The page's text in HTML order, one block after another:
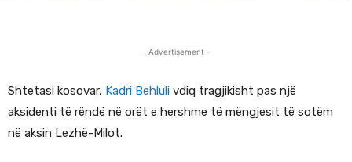
- Advertisement -
Shtetasi kosovar, Kadri Behluli vdiq tragjikisht pas një
aksidenti të rëndë në orët e hershme të mëngjesit të sotëm
në aksin Lezhë-Milot.